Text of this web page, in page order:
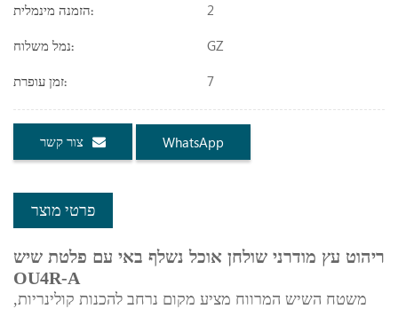
הזמנה מינמלית: 2
נמל משלוח: GZ
זמן עופרת: 7
צור קשר WhatsApp
פרטי מוצר
ריהוט עץ מודרני שולחן אוכל נשלף באי עם פלטת שיש
OU4R-A
משטח השיש המרווח מציע מקום נרחב להכנות קולינריות,